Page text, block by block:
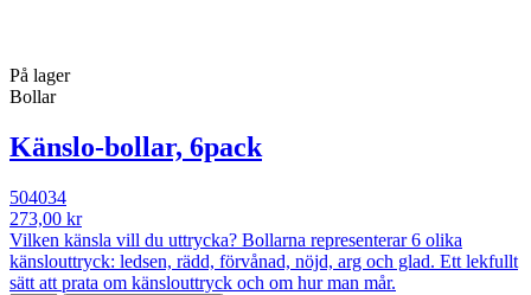
På lager
Bollar
Känslo-bollar, 6pack
504034
273,00 kr
Vilken känsla vill du uttrycka? Bollarna representerar 6 olika
känslouttryck: ledsen, rädd, förvånad, nöjd, arg och glad. Ett lekfullt
sätt att prata om känslouttryck och om hur man mår.